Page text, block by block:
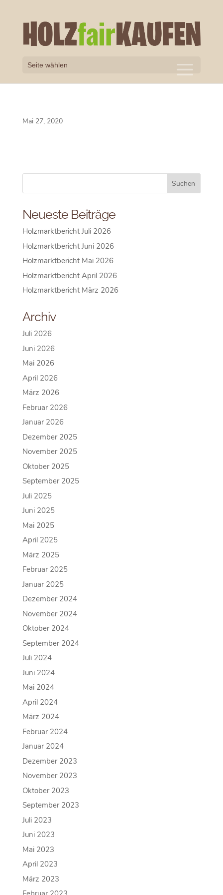
Seite wählen
Mai 27, 2020
Neueste Beiträge
Holzmarktbericht Juli 2026
Holzmarktbericht Juni 2026
Holzmarktbericht Mai 2026
Holzmarktbericht April 2026
Holzmarktbericht März 2026
Archiv
Juli 2026
Juni 2026
Mai 2026
April 2026
März 2026
Februar 2026
Januar 2026
Dezember 2025
November 2025
Oktober 2025
September 2025
Juli 2025
Juni 2025
Mai 2025
April 2025
März 2025
Februar 2025
Januar 2025
Dezember 2024
November 2024
Oktober 2024
September 2024
Juli 2024
Juni 2024
Mai 2024
April 2024
März 2024
Februar 2024
Januar 2024
Dezember 2023
November 2023
Oktober 2023
September 2023
Juli 2023
Juni 2023
Mai 2023
April 2023
März 2023